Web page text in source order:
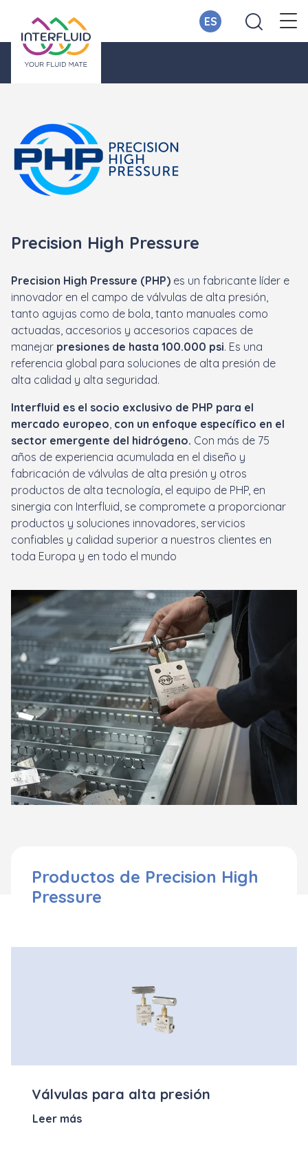
ES
Precision High Pressure
Precision High Pressure (PHP) es un fabricante líder e
innovador en el campo de válvulas de alta presión,
tanto agujas como de bola, tanto manuales como
actuadas, accesorios y accesorios capaces de
manejar presiones de hasta 100.000 psi. Es una
referencia global para soluciones de alta presión de
alta calidad y alta seguridad.
Interfluid es el socio exclusivo de PHP para el
mercado europeo, con un enfoque específico en el
sector emergente del hidrógeno. Con más de 75
años de experiencia acumulada en el diseño y
fabricación de válvulas de alta presión y otros
productos de alta tecnología, el equipo de PHP, en
sinergia con Interfluid, se compromete a proporcionar
productos y soluciones innovadores, servicios
confiables y calidad superior a nuestros clientes en
toda Europa y en todo el mundo
Productos de Precision High
Pressure
Válvulas para alta presión
Leer más